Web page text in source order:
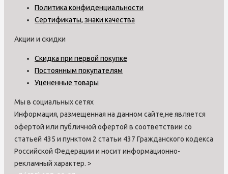
Политика конфиденциальности
Сертификаты, знаки качества
Акции и скидки
Скидка при первой покупке
Постоянным покупателям
Уцененные товары
Мы в социальных сетях
Информация, размещенная на данном сайте,не является
офертой или публичной офертой в соответствии со
статьей 435 и пунктом 2 статьи 437 Гражданского кодекса
Российской Федерации и носит информационно-
рекламный характер. >